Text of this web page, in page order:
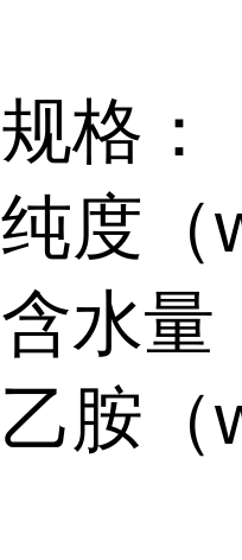
规格：
纯度（
含水量
乙胺（